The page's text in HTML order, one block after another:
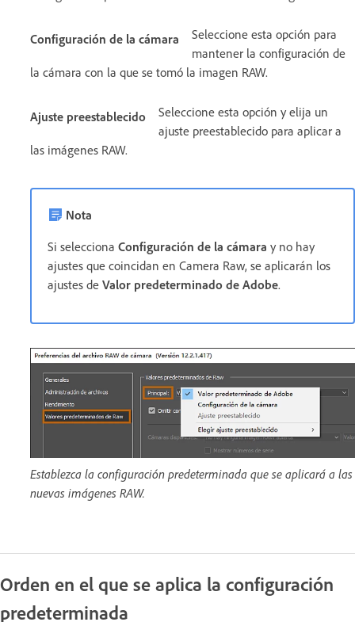
Configuración de la cámara
Seleccione esta opción para
mantener la configuración de
la cámara con la que se tomó la imagen RAW.
Ajuste preestablecido
Seleccione esta opción y elija un
ajuste preestablecido para aplicar a
las imágenes RAW.
Nota
Si selecciona Configuración de la cámara y no hay
ajustes que coincidan en Camera Raw, se aplicarán los
ajustes de Valor predeterminado de Adobe.
Establezca la configuración predeterminada que se aplicará a las
nuevas imágenes RAW.
Orden en el que se aplica la configuración
predeterminada